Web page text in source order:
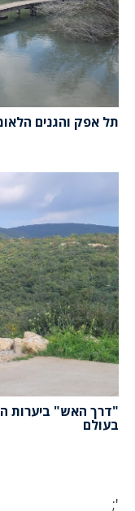
תל אפק והגנים
"דרך האש" ביערות
בעולם
';